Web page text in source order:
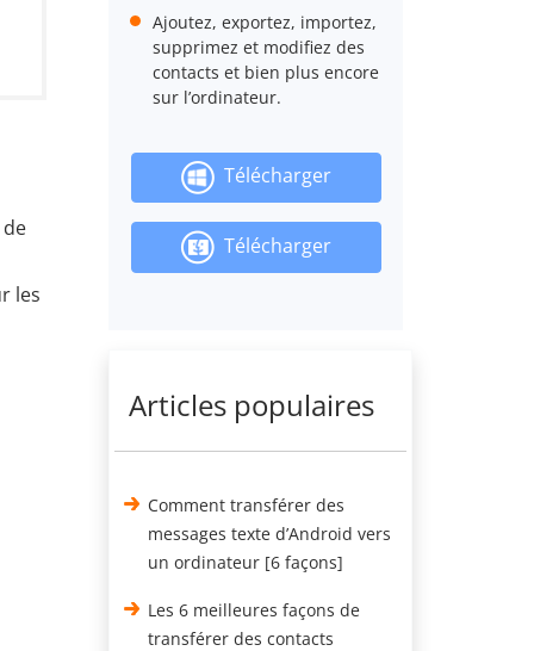
les
Ajoutez, exportez, importez,
supprimez et modifiez des
contacts et bien plus encore
sur l’ordinateur.
Télécharger
Télécharger
Articles populaires
Comment transférer des
messages texte d’Android vers
un ordinateur [6 façons]
Les 6 meilleures façons de
transférer des contacts